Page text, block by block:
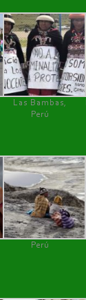
Las Bambas,
Perú
Perú